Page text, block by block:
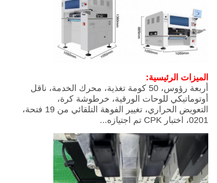
الميزات الرئيسية:
أربعة رؤوس، 50 كومة تغذية، محرك الخدمة، ناقل
أوتوماتيكي للوحات الورقية، خرطوشة كرة،
التعويض الحراري، تغيير الفوهة التلقائي من 19 فتحة،
0201، اختبار CPK تم اجتيازه...